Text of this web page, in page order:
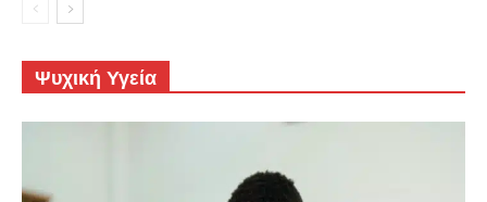
Ψυχική Υγεία